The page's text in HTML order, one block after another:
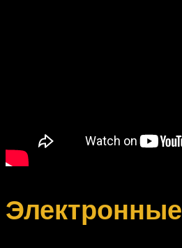
Электронные